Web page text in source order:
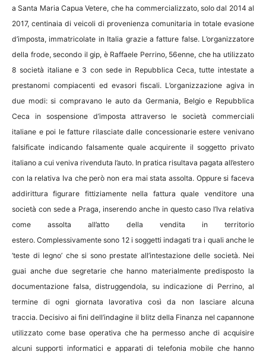
a Santa Maria Capua Vetere, che ha commercializzato, solo dal 2014 al
2017, centinaia di veicoli di provenienza comunitaria in totale evasione
d’imposta, immatricolate in Italia grazie a fatture false. L’organizzatore
della frode, secondo il gip, è Raffaele Perrino, 56enne, che ha utilizzato
8 società italiane e 3 con sede in Repubblica Ceca, tutte intestate a
prestanomi compiacenti ed evasori fiscali. L’organizzazione agiva in
due modi: si compravano le auto da Germania, Belgio e Repubblica
Ceca in sospensione d’imposta attraverso le società commerciali
italiane e poi le fatture rilasciate dalle concessionarie estere venivano
falsificate indicando falsamente quale acquirente il soggetto privato
italiano a cui veniva rivenduta l’auto. In pratica risultava pagata all’estero
con la relativa Iva che però non era mai stata assolta. Oppure si faceva
addirittura figurare fittiziamente nella fattura quale venditore una
società con sede a Praga, inserendo anche in questo caso l’Iva relativa
come assolta all’atto della vendita in territorio
estero. Complessivamente sono 12 i soggetti indagati tra i quali anche le
‘teste di legno’ che si sono prestate all’intestazione delle società. Nei
guai anche due segretarie che hanno materialmente predisposto la
documentazione falsa, distruggendola, su indicazione di Perrino, al
termine di ogni giornata lavorativa così da non lasciare alcuna
traccia. Decisivo ai fini dell’indagine il blitz della Finanza nel capannone
utilizzato come base operativa che ha permesso anche di acquisire
alcuni supporti informatici e apparati di telefonia mobile che hanno